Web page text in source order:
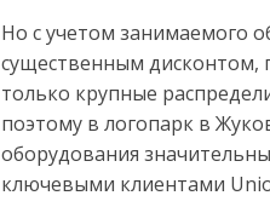
Но с учетом занимаемого
существенным дисконтом,
только крупные
поэтому в логопарк в
оборудования
ключевыми клиентами